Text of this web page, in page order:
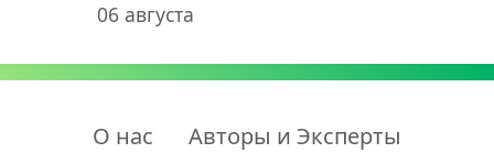
06 августа
О нас
Авторы и Эксперты